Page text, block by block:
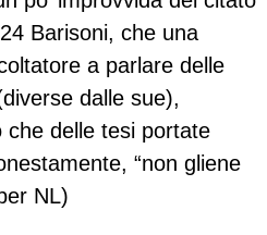
Barisoni, che una
a parlare delle
dalle sue),
che delle tesi portate
“non gliene
NL)